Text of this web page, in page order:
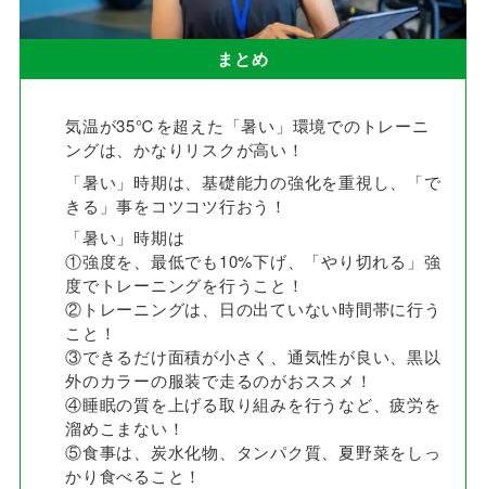
まとめ
気温が35℃を超えた「暑い」環境でのトレーニ
ングは、かなりリスクが高い！
「暑い」時期は、基礎能力の強化を重視し、「で
きる」事をコツコツ行おう！
「暑い」時期は
①強度を、最低でも10%下げ、「やり切れる」強
度でトレーニングを行うこと！
②トレーニングは、日の出ていない時間帯に行う
こと！
③できるだけ面積が小さく、通気性が良い、黒以
外のカラーの服装で走るのがおススメ！
④睡眠の質を上げる取り組みを行うなど、疲労を
溜めこまない！
⑤食事は、炭水化物、タンパク質、夏野菜をしっ
かり食べること！